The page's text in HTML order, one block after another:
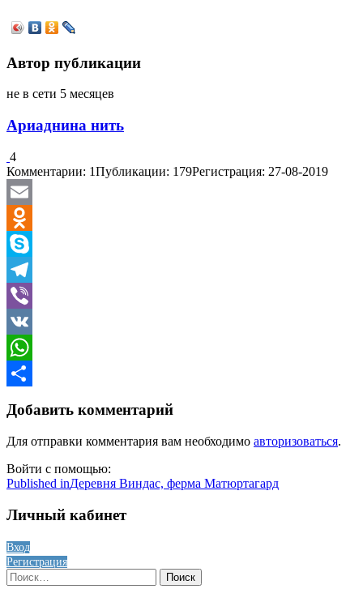
Автор публикации
не в сети 5 месяцев
Ариаднина нить
4
Комментарии: 1Публикации: 179Регистрация: 27-08-2019
Email
Odnoklassniki
Skype
Telegram
Viber
VK
WhatsApp
Добавить комментарий
Для отправки комментария вам необходимо авторизоваться.
Войти с помощью:
Навигация
по
Published inДеревня Виндас, ферма Матюртагард
Личный кабинет
Вход
Регистрация
Найти: